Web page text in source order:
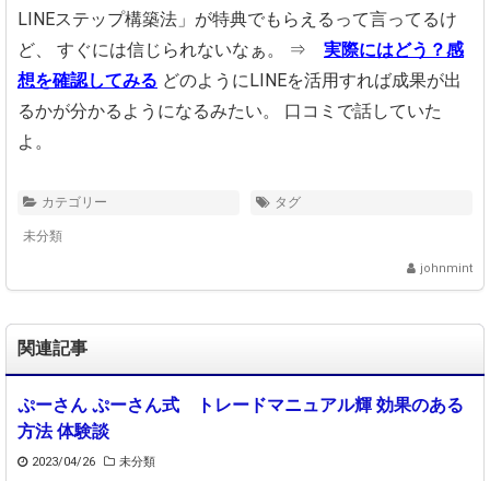
LINEステップ構築法」が特典でもらえるって言ってるけ
ど、
すぐには信じられないなぁ。 ⇒ 実際にはどう？感
想を確認してみる どのようにLINEを活用すれば成果が出
るかが分かるようになるみたい。
口コミで話していた
よ。
カテゴリー
未分類
タグ
johnmint
関連記事
ぷーさん ぷーさん式 トレードマニュアル輝 効果のある
方法 体験談
2023/04/26
未分類